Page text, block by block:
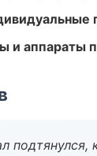
и аппараты